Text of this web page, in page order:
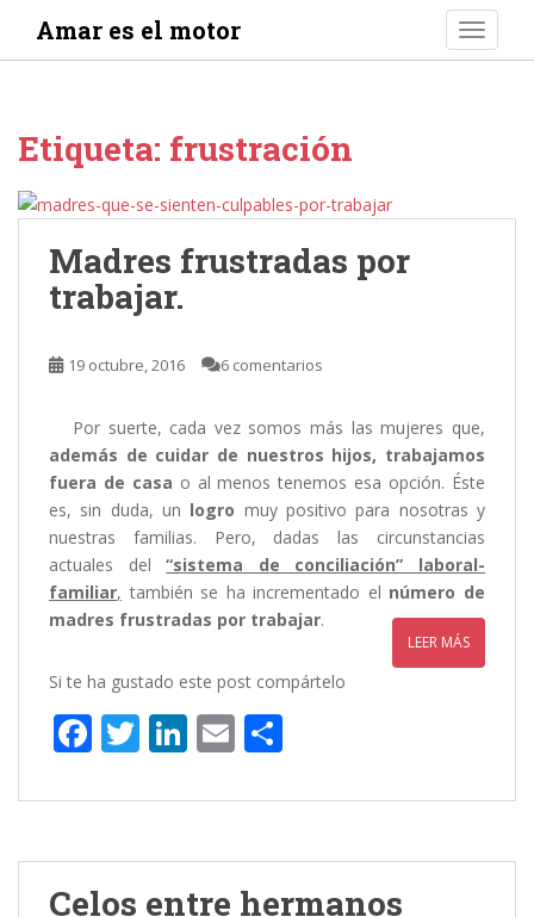
i
Amar es el motor
Etiqueta: frustración
Madres frustradas por
trabajar.
19 octubre, 2016 6 comentarios
Por suerte, cada vez somos más las mujeres que,
además de cuidar de nuestros hijos, trabajamos
fuera de casa o al menos tenemos esa opción. Éste
es, sin duda, un logro muy positivo para nosotras y
nuestras familias. Pero, dadas las circunstancias
actuales del“sistema de conciliación” laboral-
familiar, también se ha incrementado el número de
madres frustradas por trabajar.
LEER MÁS
Si te ha gustado este post compártelo
F
e
b
o
T
itt
er
Li
k
e
dI
E
ai
l
m
p
ar
Celos entre hermanos